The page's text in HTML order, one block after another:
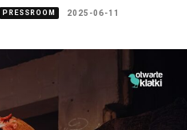
PRESSROOM 2025-06-11